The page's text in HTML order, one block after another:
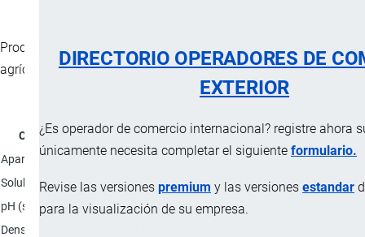
DIRECTORIO OPERADORES DE
EXTERIOR
¿Es operador de comercio internacional? registre ahora
únicamente necesita completar el siguiente formulario.
Revise las versiones premium y las versiones estandar
para la visualización de su empresa.
Producto líquido concentrado para aplicación foliar en cultivos
agrícolas.
Característica
Apariencia
Solución líquida concentrada.
Solubilidad
Soluble en agua en todas las proporciones.
pH (solución al 10%)
2
Densidad